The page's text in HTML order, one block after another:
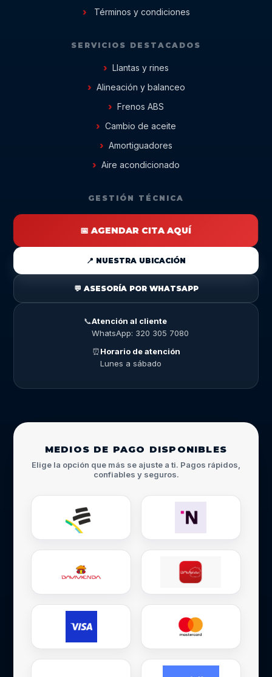
Términos y condiciones
SERVICIOS DESTACADOS
Llantas y rines
Alineación y balanceo
Frenos ABS
Cambio de aceite
Amortiguadores
Aire acondicionado
GESTIÓN TÉCNICA
📅 AGENDAR CITA AQUÍ
📍 NUESTRA UBICACIÓN
💬 ASESORÍA POR WHATSAPP
📞Atención al cliente
WhatsApp: 320 305 7080
⏰Horario de atención
Lunes a sábado
MEDIOS DE PAGO DISPONIBLES
Elige la opción que más se ajuste a ti. Pagos rápidos,
confiables y seguros.